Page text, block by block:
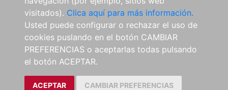
visitados). Clica aquí para más información.
Usted puede configurar o rechazar el uso de
cookies puslando en el botón CAMBIAR
PREFERENCIAS o aceptarlas todas pulsando
el botón ACEPTAR.
ACEPTAR CAMBIAR PREFERENCIAS